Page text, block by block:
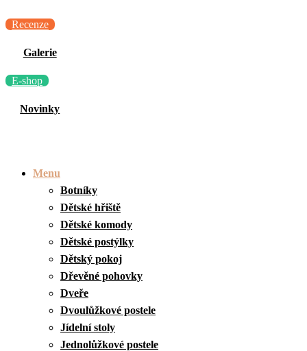
Recenze
Galerie
E-shop
Novinky
Menu
Botníky
Dětské hřiště
Dětské komody
Dětské postýlky
Dětský pokoj
Dřevěné pohovky
Dveře
Dvoulůžkové postele
Jídelní stoly
Jednolůžkové postele